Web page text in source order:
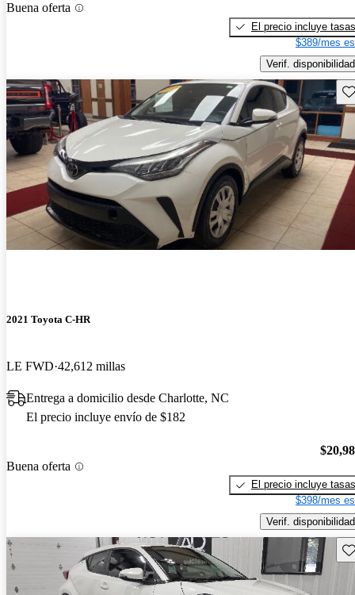
Buena oferta
El precio incluye tasas
$389/mes
Verif. disponibilidad
2021 Toyota C-HR
LE FWD 42,612 millas
Entrega a domicilio desde Charlotte, NC
El precio incluye envío de $182
Buena oferta
El precio incluye tasas
$398/mes
Verif. disponibilidad